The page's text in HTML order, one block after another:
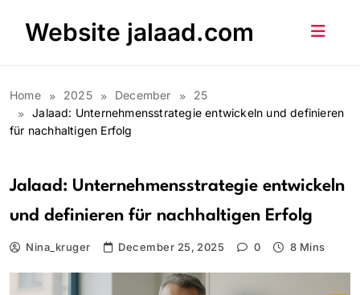
Website jalaad.com
Home 2025 December
25
Jalaad: Unternehmensstrategie entwickeln und definieren
für nachhaltigen Erfolg
Jalaad: Unternehmensstrategie entwickeln
und definieren für nachhaltigen Erfolg
Nina_kruger December 25, 2025 0 8 Mins